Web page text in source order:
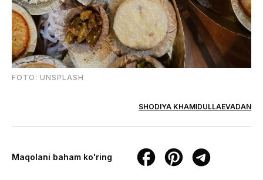
FOTО: UNSPLASH
SHODIYA KHAMIDULLAEVADAN
Maqolani baham ko'ring